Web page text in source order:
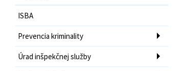
ISBA
Prevencia kriminality
Úrad inšpekčnej služby